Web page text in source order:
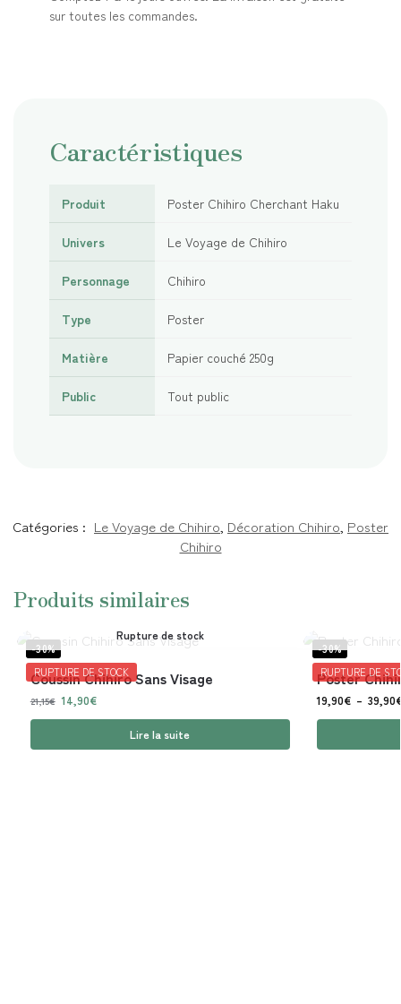
sur toutes les commandes.
Caractéristiques
Produit Poster Chihiro Cherchant Haku
Univers Le Voyage de Chihiro
Personnage Chihiro
Type Poster
Matière Papier couché 250g
Public Tout public
Catégories : Le Voyage de Chihiro, Décoration Chihiro, Poster
Chihiro
Produits similaires
-30%
RUPTURE DE STOCK
Rupture de stock
Coussin Chihiro Sans Visage
21,15€ 14,90€
Lire la suite
-30%
RUPTURE DE
Poster
19,90€ – 39,90